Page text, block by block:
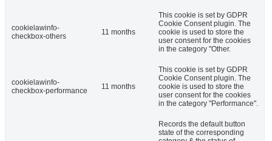
cookielawinfo-
checkbox-others
11 months
This cookie is set by GDPR
Cookie Consent plugin. The
cookie is used to store the
user consent for the cookies
in the category "Other.
cookielawinfo-
checkbox-performance
11 months
This cookie is set by GDPR
Cookie Consent plugin. The
cookie is used to store the
user consent for the cookies
in the category "Performance".
Records the default button
state of the corresponding